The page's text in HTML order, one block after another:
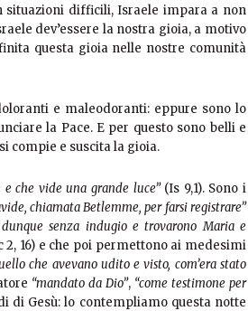
situazioni difficili, Israele impara a non
dev’essere la nostra gioia, a motivo
questa gioia nelle nostre comunità
e maleodoranti: eppure sono lo
la Pace. E per questo sono belli e
compie e suscita la gioia.
che vide una grande luce”(Is 9,1). Sono i
chiamata Betlemme, per farsi registrare”
dunque senza indugio e trovarono Maria e
2, 16) e che poi permettono ai medesimi
che avevano udito e visto, com’era stato
“mandato da Dio”, “come testimone per
di Gesù: lo contempliamo questa notte